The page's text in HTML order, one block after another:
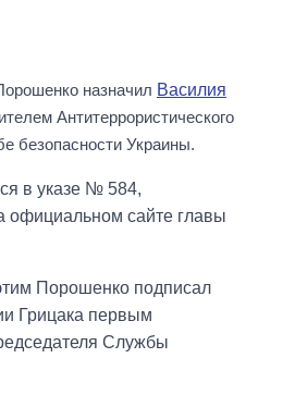
назначил Василия
Антитеррористического
безопасности Украины.
в указе № 584,
официальном сайте главы
Порошенко подписал
Грицака первым
Службы